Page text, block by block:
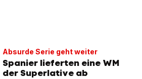
Absurde Serie geht weiter
Spanier lieferten eine WM
der Superlative ab